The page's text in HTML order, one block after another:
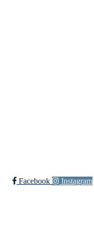
Facebook Instagram